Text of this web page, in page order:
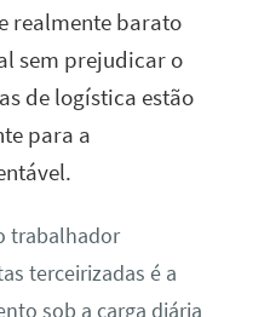
realmente barato
sem prejudicar o
de logística estão
para a
trabalhador
terceirizadas é a
sob a carga diária